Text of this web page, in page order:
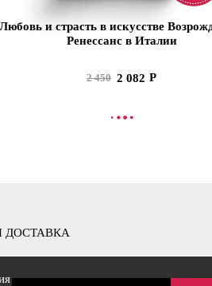
Любовь и страсть в искусстве
Ренессанс в Италии
2 450 2 082
В КОРЗИНУ
ДОСТАВКА